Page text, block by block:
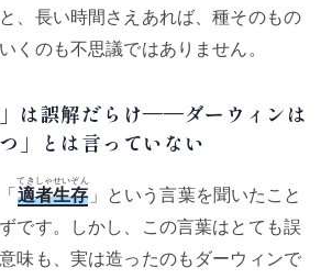
、長い時間さえあれば、種そのもの
くのも不思議ではありません。
は誤解だらけ——ダーウィンは
」とは言っていない
適者生存
てきしゃせいぞん
」という言葉を聞いたこと
です。しかし、この言葉はとても誤
味も、実は造ったのもダーウィンで